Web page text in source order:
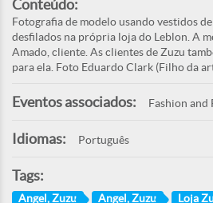
Conteúdo:
Fotografia de modelo usando vestidos
desfilados na própria loja do Leblon. A
Amado, cliente. As clientes de Zuzu
para ela. Foto Eduardo Clark (Filho da
Eventos associados: Fashion and
Idiomas: Português
Tags:
Angel, Zuzu Angel, Zuzu Loja